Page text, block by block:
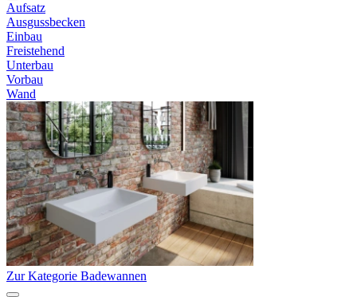
Aufsatz
Ausgussbecken
Einbau
Freistehend
Unterbau
Vorbau
Wand
Zur Kategorie Badewannen